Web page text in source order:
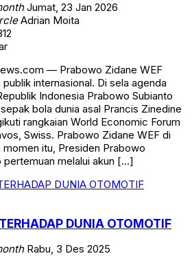
Jumat, 23 Jan 2026
Adrian Moita
— Prabowo Zidane WEF
internasional. Di sela agenda
Indonesia Prabowo Subianto
bola dunia asal Prancis Zinedine
rangkaian World Economic Forum
Swiss. Prabowo Zidane WEF di
momen itu, Presiden Prabowo
melalui akun […]
DUNIA OTOMOTIF
Rabu, 3 Des 2025